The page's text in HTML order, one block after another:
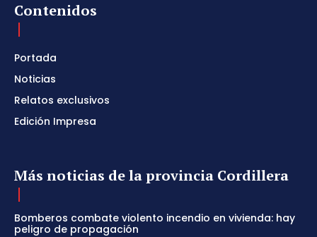
Contenidos
Portada
Noticias
Relatos exclusivos
Edición Impresa
Más noticias de la provincia Cordillera
Bomberos combate violento incendio en vivienda: hay
peligro de propagación